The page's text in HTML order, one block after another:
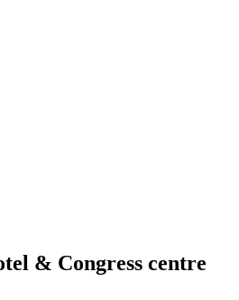
& Congress centre